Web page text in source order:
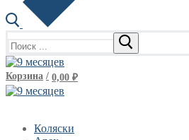
Корзина / 0,00 ₽
Коляски